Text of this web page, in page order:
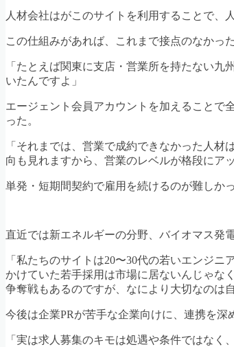
人材会社はがこのサイトを利用することで、
この仕組みがあれば、これまで接点のなかっ
「たとえば関東に支店・営業所を持たない
いたんですよ」
エージェント会員アカウントを加えることで
った。
「それまでは、営業で成約できなかった人
向も見れますから、営業のレベルが格段にア
単発・短期間契約で雇用を続けるのが難しか
直近では新エネルギーの分野、バイオマス発
「私たちのサイトは20〜30代の若いエンジ
かけていた若手採用は市場に居ないんじゃな
争奪戦もあるのですが、なにより大切なのは
今後は企業PRが苦手な企業向けに、連携を
「実は求人募集のキモは処遇や条件ではな